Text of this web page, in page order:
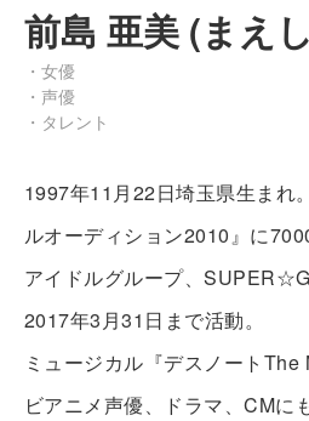
前島 亜美 (まえ
・女優
・声優
・タレント
1997年11月22日埼玉県生まれ
ルオーディション2010』に
アイドルグループ、
2017年3月31日まで活動。
ミュージカル『デスノート
ビアニメ声優、ドラマ、CMに